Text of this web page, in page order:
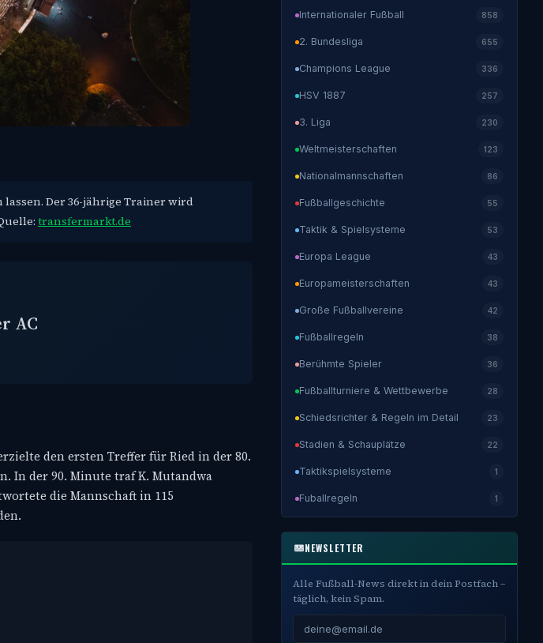
lassen. Der 36-jährige Trainer wird
transfermarkt.de
AC
den ersten Treffer für Ried in der 80.
In der 90. Minute traf K. Mutandwa
die Mannschaft in 115
Internationaler Fußball 858
2. Bundesliga 655
Champions League 336
HSV 1887 257
3. Liga 230
Weltmeisterschaften 123
Nationalmannschaften 86
Fußballgeschichte 55
Taktik & Spielsysteme 53
Europa League 43
Europameisterschaften 43
Große Fußballvereine 42
Fußballregeln 38
Berühmte Spieler 36
Fußballturniere & Wettbewerbe 28
Schiedsrichter & Regeln im Detail 23
Stadien & Schauplätze 22
Taktikspielsysteme 1
Fuballregeln 1
NEWSLETTER
Alle Fußball-News direkt in dein Postfach –
täglich, kein Spam.